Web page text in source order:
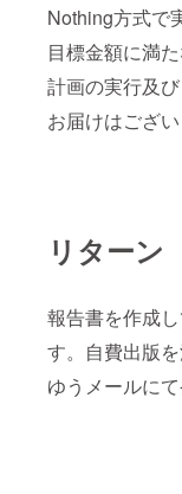
Nothing方式で
目標金額に満た
計画の実行及
お届けはござい
リターン
報告書を作成
す。自費出版を
ゆうメールにて